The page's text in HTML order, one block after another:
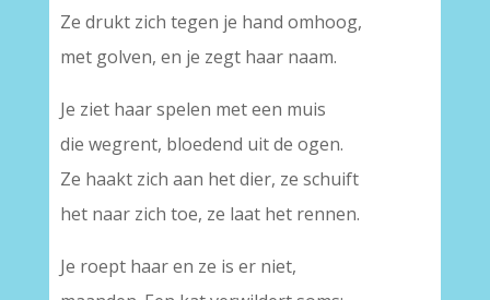
Ze drukt zich tegen je hand omhoog,
met golven, en je zegt haar naam.
Je ziet haar spelen met een muis
die wegrent, bloedend uit de ogen.
Ze haakt zich aan het dier, ze schuift
het naar zich toe, ze laat het rennen.
Je roept haar en ze is er niet,